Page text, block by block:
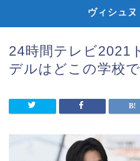
ヴィシュ
24時間テレビ2021
デルはどこの学校